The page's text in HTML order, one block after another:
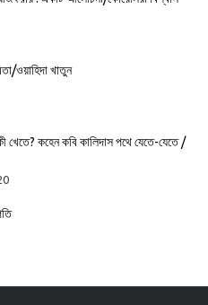
ওয়াহিদা খাতুন
খেতে? কহেন কবি কালিদাস পথে যেতে-যেতে /